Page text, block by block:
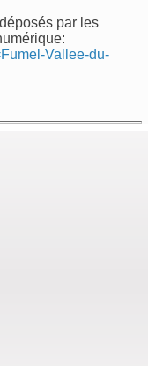
par les
Vallee-du-